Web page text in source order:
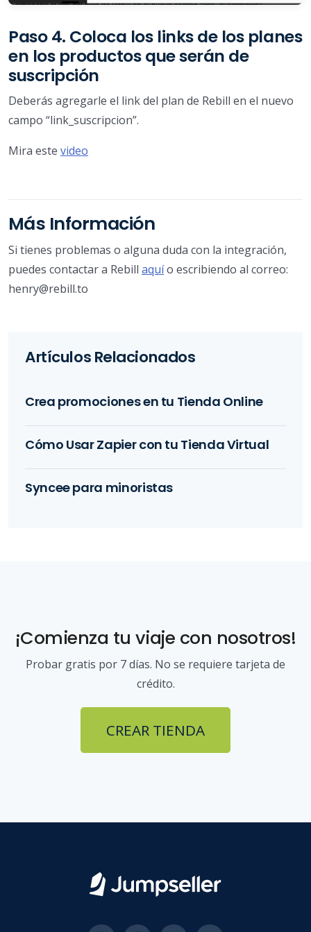
Paso 4. Coloca los links de los planes
en los productos que serán de
suscripción
Deberás agregarle el link del plan de Rebill en el nuevo
campo “link_suscripcion”.
Mira este video
Más Información
Si tienes problemas o alguna duda con la integración,
puedes contactar a Rebill aquío escribiendo al correo:
henry@rebill.to
Artículos Relacionados
Crea promociones en tu Tienda Online
Cómo Usar Zapier con tu Tienda Virtual
Syncee para minoristas
¡Comienza tu viaje con nosotros!
Probar gratis por 7 días. No se requiere tarjeta de
crédito.
CREAR TIENDA